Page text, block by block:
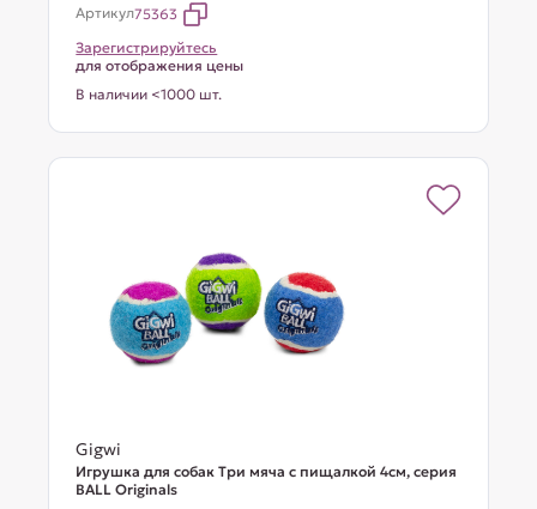
Артикул75363
Зарегистрируйтесь
для отображения цены
В наличии <1000 шт.
Gigwi
Игрушка для собак Три мяча с пищалкой 4см, серия
BALL Originals